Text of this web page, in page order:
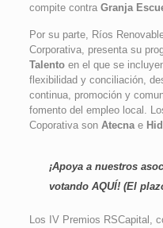
compite contra Granja
Por su parte, Ríos
Corporativa, presenta su
Talentoen el que se
flexibilidad y conciliación,
continua, promoción y
fomento del empleo local.
Coporativa son Atecnae
¡Apoya a nuestros
votando AQUÍ! (El
Los IV Premios RSCapital,